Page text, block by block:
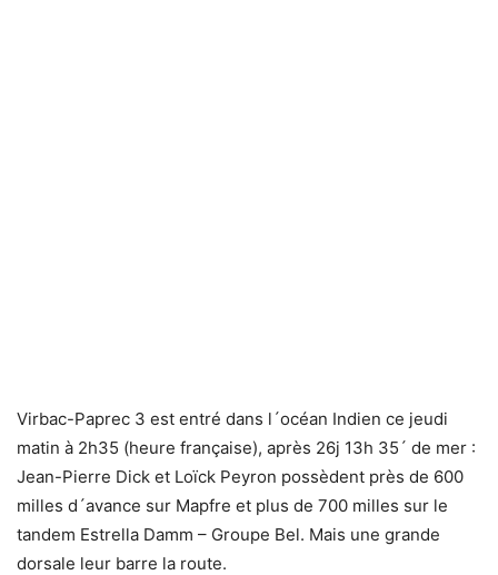
Virbac-Paprec 3 est entré dans l´océan Indien ce jeudi
matin à 2h35 (heure française), après 26j 13h 35´ de mer :
Jean-Pierre Dick et Loïck Peyron possèdent près de 600
milles d´avance sur Mapfre et plus de 700 milles sur le
tandem Estrella Damm – Groupe Bel. Mais une grande
dorsale leur barre la route.